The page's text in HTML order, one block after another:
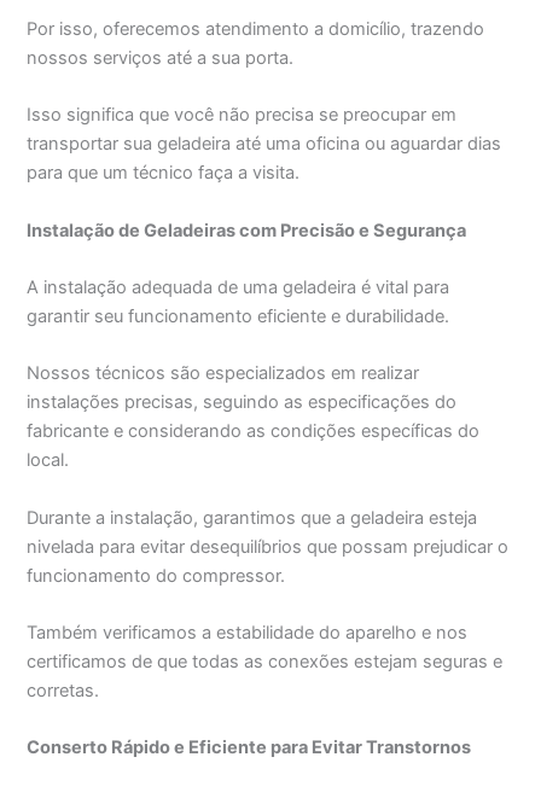
Por isso, oferecemos atendimento a domicílio, trazendo
nossos serviços até a sua porta.
Isso significa que você não precisa se preocupar em
transportar sua geladeira até uma oficina ou aguardar dias
para que um técnico faça a visita.
Instalação de Geladeiras com Precisão e Segurança
A instalação adequada de uma geladeira é vital para
garantir seu funcionamento eficiente e durabilidade.
Nossos técnicos são especializados em realizar
instalações precisas, seguindo as especificações do
fabricante e considerando as condições específicas do
local.
Durante a instalação, garantimos que a geladeira esteja
nivelada para evitar desequilíbrios que possam prejudicar o
funcionamento do compressor.
Também verificamos a estabilidade do aparelho e nos
certificamos de que todas as conexões estejam seguras e
corretas.
Conserto Rápido e Eficiente para Evitar Transtornos